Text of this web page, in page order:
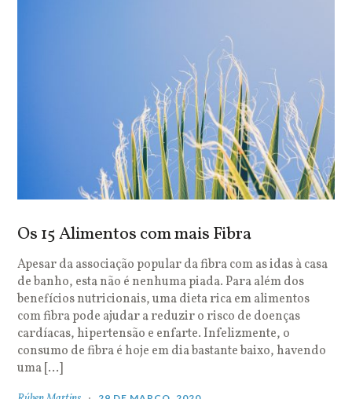
Os 15 Alimentos com mais Fibra
Apesar da associação popular da fibra com as idas à casa
de banho, esta não é nenhuma piada. Para além dos
benefícios nutricionais, uma dieta rica em alimentos
com fibra pode ajudar a reduzir o risco de doenças
cardíacas, hipertensão e enfarte. Infelizmente, o
consumo de fibra é hoje em dia bastante baixo, havendo
uma […]